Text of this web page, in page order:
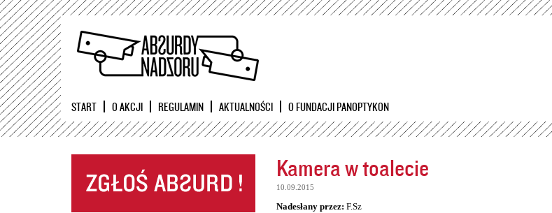
Przejdź
START O AKCJI REGULAMIN AKTUALNOŚCI O FUNDACJI PANOPTYKON
Kamera w toalecie
10.09.2015
Nadesłany przez: F.Sz